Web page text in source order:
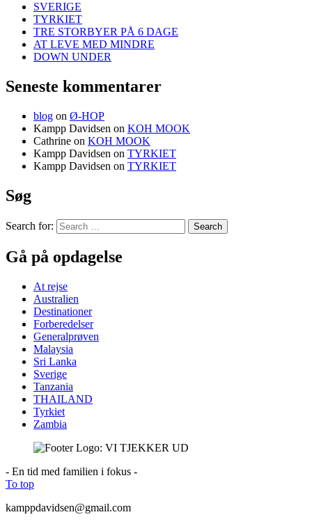
SVERIGE
TYRKIET
TRE STORBYER PÅ 6 DAGE
AT LEVE MED MINDRE
DOWN UNDER
Seneste kommentarer
blog on Ø-HOP
Kampp Davidsen on KOH MOOK
Cathrine on KOH MOOK
Kampp Davidsen on TYRKIET
Kampp Davidsen on TYRKIET
Søg
Search for:
Gå på opdagelse
At rejse
Australien
Destinationer
Forberedelser
Generalprøven
Malaysia
Sri Lanka
Sverige
Tanzania
THAILAND
Tyrkiet
Zambia
- En tid med familien i fokus -
To top
kamppdavidsen@gmail.com